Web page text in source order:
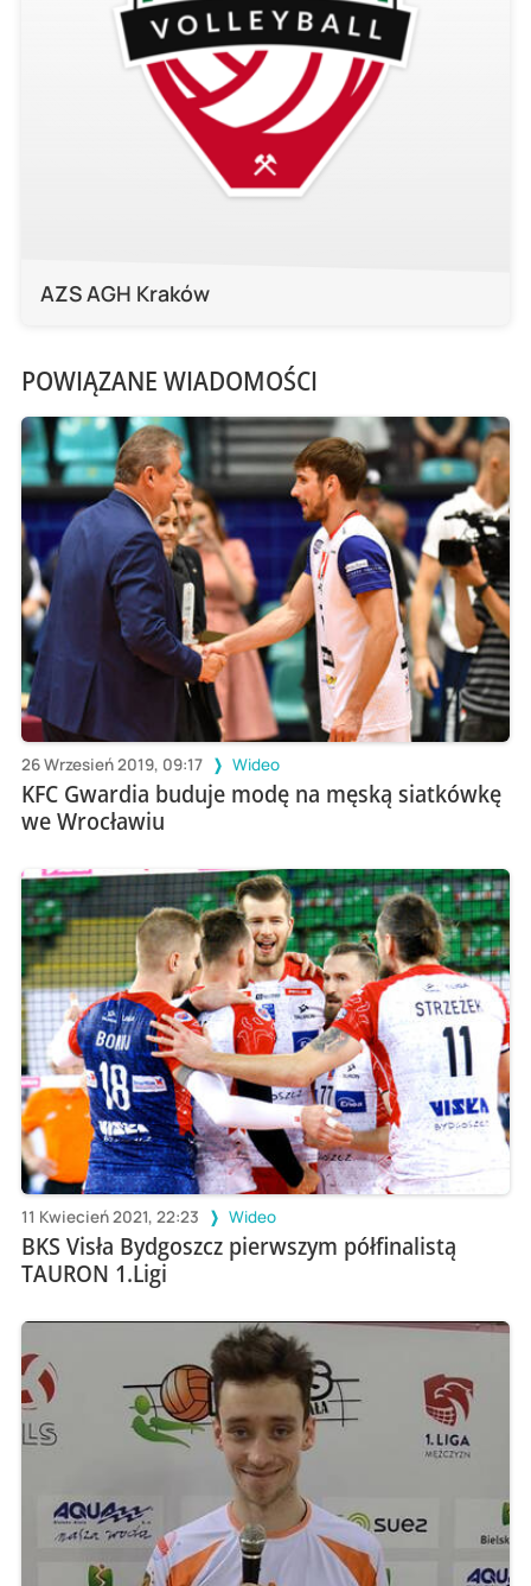
AZS AGH Kraków
POWIĄZANE WIADOMOŚCI
26 Wrzesień 2019, 09:17 Wideo
KFC Gwardia buduje modę na męską siatkówkę
we Wrocławiu
11 Kwiecień 2021, 22:23 Wideo
BKS Visła Bydgoszcz pierwszym półfinalistą
TAURON 1.Ligi